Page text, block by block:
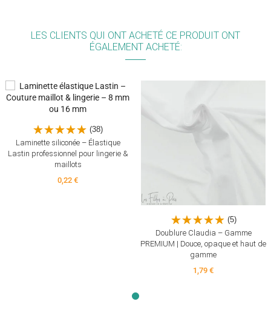
(10)
LES CLIENTS QUI ONT ACHETÉ CE PRODUIT ONT
ÉGALEMENT ACHETÉ:
(38)
Laminette siliconée – Élastique
Lastin professionnel pour lingerie &
maillots
0,22 €
(5)
Doublure Claudia – Gamme
PREMIUM | Douce, opaque et haut de
gamme
1,79 €